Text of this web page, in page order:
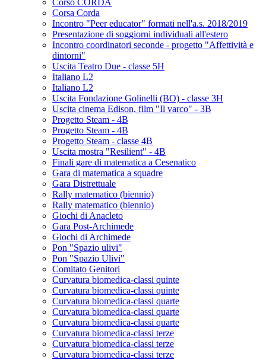
Corso CORDA
Corsa Corda
Incontro "Peer educator" formati nell'a.s. 2018/2019
Presentazione di soggiorni individuali all'estero
Incontro coordinatori seconde - progetto "Affettività e
dintorni"
Uscita Teatro Due - classe 5H
Italiano L2
Italiano L2
Uscita Fondazione Golinelli (BO) - classe 3H
Uscita cinema Edison, film "Il varco" - 3B
Progetto Steam - 4B
Progetto Steam - 4B
Progetto Steam - classe 4B
Uscita mostra "Resilient" - 4B
Finali gare di matematica a Cesenatico
Gara di matematica a squadre
Gara Distrettuale
Rally matematico (biennio)
Rally matematico (biennio)
Giochi di Anacleto
Gara Post-Archimede
Giochi di Archimede
Pon "Spazio ulivi"
Pon "Spazio Ulivi"
Comitato Genitori
Curvatura biomedica-classi quinte
Curvatura biomedica-classi quinte
Curvatura biomedica-classi quarte
Curvatura biomedica-classi quarte
Curvatura biomedica-classi quarte
Curvatura biomedica-classi terze
Curvatura biomedica-classi terze
Curvatura biomedica-classi terze